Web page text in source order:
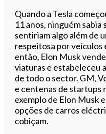
Quando a Tesla
11 anos, ninguém sabia
sentiriam algo além de
respeitosa por veículos
então, Elon Musk
viaturas e estabeleceu
de todo o sector. GM,
e centenas de startups
exemplo de Elon Musk
opções de carros
cobiçam.